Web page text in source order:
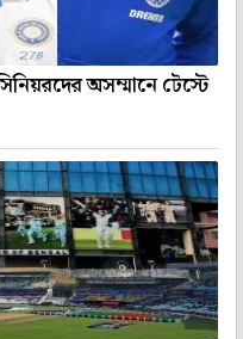
অসম্মানে টেস্টে